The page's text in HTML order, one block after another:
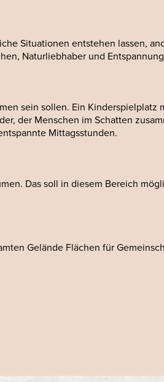
Situationen entstehen lassen,
Naturliebhaber und
sein sollen. Ein
der Menschen im Schatten
Mittagsstunden.
Das soll in diesem Bereich
Gelände Flächen für